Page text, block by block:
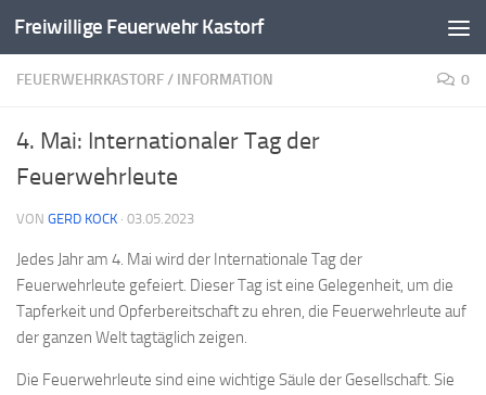
Zum Inhalt springen
Freiwillige Feuerwehr Kastorf
FEUERWEHRKASTORF/ INFORMATION 0
4. Mai: Internationaler Tag der
Feuerwehrleute
VON GERD KOCK · 03.05.2023
Jedes Jahr am 4. Mai wird der Internationale Tag der
Feuerwehrleute gefeiert. Dieser Tag ist eine Gelegenheit, um die
Tapferkeit und Opferbereitschaft zu ehren, die Feuerwehrleute auf
der ganzen Welt tagtäglich zeigen.
Die Feuerwehrleute sind eine wichtige Säule der Gesellschaft. Sie